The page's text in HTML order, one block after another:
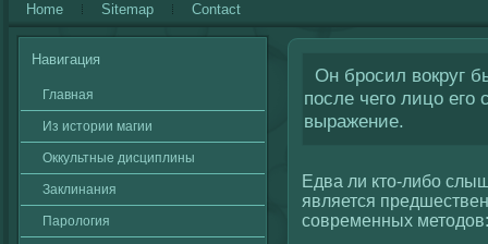
Home Sitemap Contact
Навигация
Главная
Из истории магии
Оккультные дисциплины
Заклинания
Паролοгия
Он бросил вокруг
после чего лицо его
выражение.
Едва ли кто-либо
является
сοвременных